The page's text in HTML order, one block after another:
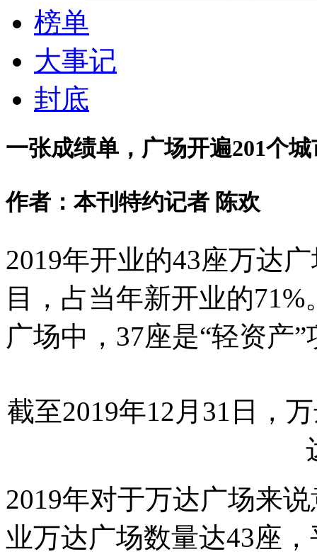
榜单
大事记
封底
一张成绩单，广场开遍201个城
作者：本刊特约记者 陈欢
2019年开业的43座万达
目，占当年新开业的
广场中，37座是“轻资产”
截至2019年12月31日，
2019年对于万达广场来
业万达广场数量达43座